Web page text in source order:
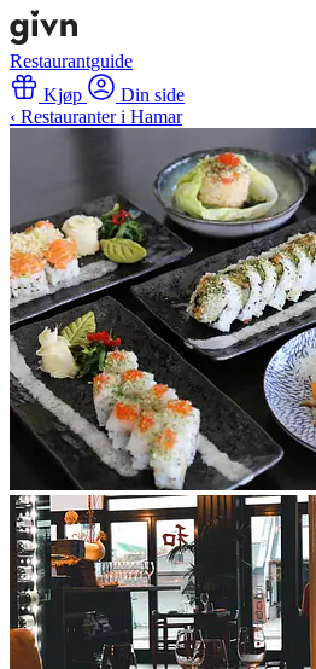
Restaurantguide
Kjøp
Din side
‹ Restauranter i Hamar